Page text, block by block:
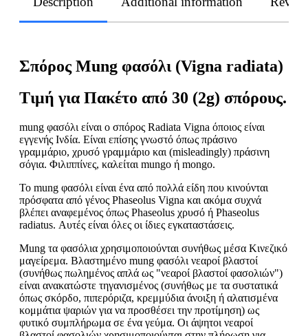
Σπόρος Mung φασόλι (Vigna radiata)
Τιμή για Πακέτο από 30 (2g) σπόρους.
mung φασόλι είναι ο σπόρος Radiata Vigna όποιος είναι
εγγενής Ινδία. Είναι επίσης γνωστό όπως πράσινο
γραμμάριο, χρυσό γραμμάριο και (misleadingly) πράσινη
σόγια. Φιλιππίνες, καλείται mungo ή mongo.
Το mung φασόλι είναι ένα από πολλά είδη που κινούνται
πρόσφατα από γένος Phaseolus Vigna και ακόμα συχνά
βλέπει αναφεμένος όπως Phaseolus χρυσό ή Phaseolus
radiatus. Αυτές είναι όλες οι ίδιες εγκαταστάσεις.
Mung τα φασόλια χρησιμοποιούνται συνήθως μέσα Κινεζικό
μαγείρεμα. Βλαστημένο mung φασόλι νεαροί βλαστοί
(συνήθως πωλημένος απλά ως "νεαροί βλαστοί φασολιών")
είναι ανακατώστε τηγανισμένος (συνήθως με τα συστατικά
όπως σκόρδο, πιπερόριζα, κρεμμύδια άνοιξη ή αλατισμένα
κομμάτια ψαριών για να προσθέσει την προτίμηση) ως
φυτικό συμπλήρωμα σε ένα γεύμα. Οι άψητοι νεαροί